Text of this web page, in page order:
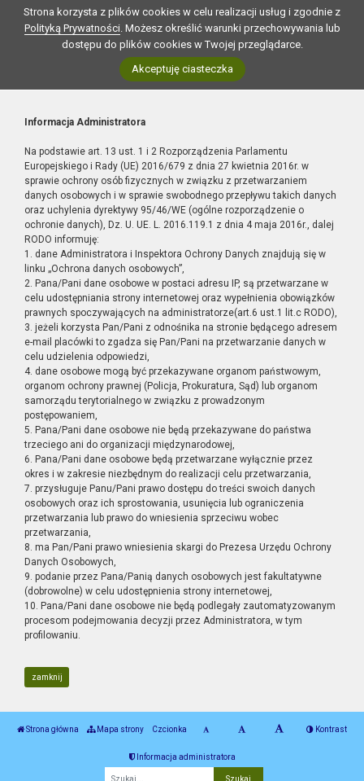
Strona korzysta z plików cookies w celu realizacji usług i zgodnie z
Polityką Prywatności. Możesz określić warunki przechowywania lub
dostępu do plików cookies w Twojej przeglądarce.
Akceptuję ciasteczka
Informacja Administratora
Na podstawie art. 13 ust. 1 i 2 Rozporządzenia Parlamentu
Europejskiego i Rady (UE) 2016/679 z dnia 27 kwietnia 2016r. w
sprawie ochrony osób fizycznych w związku z przetwarzaniem
danych osobowych i w sprawie swobodnego przepływu takich danych
oraz uchylenia dyrektywy 95/46/WE (ogólne rozporządzenie o
ochronie danych), Dz. U. UE. L. 2016.119.1 z dnia 4 maja 2016r., dalej
RODO informuję:
1. dane Administratora i Inspektora Ochrony Danych znajdują się w
linku „Ochrona danych osobowych”,
2. Pana/Pani dane osobowe w postaci adresu IP, są przetwarzane w
celu udostępniania strony internetowej oraz wypełnienia obowiązków
prawnych spoczywających na administratorze(art.6 ust.1 lit.c RODO),
3. jeżeli korzysta Pan/Pani z odnośnika na stronie będącego adresem
e-mail placówki to zgadza się Pan/Pani na przetwarzanie danych w
celu udzielenia odpowiedzi,
4. dane osobowe mogą być przekazywane organom państwowym,
organom ochrony prawnej (Policja, Prokuratura, Sąd) lub organom
samorządu terytorialnego w związku z prowadzonym
postępowaniem,
5. Pana/Pani dane osobowe nie będą przekazywane do państwa
trzeciego ani do organizacji międzynarodowej,
6. Pana/Pani dane osobowe będą przetwarzane wyłącznie przez
okres i w zakresie niezbędnym do realizacji celu przetwarzania,
7. przysługuje Panu/Pani prawo dostępu do treści swoich danych
osobowych oraz ich sprostowania, usunięcia lub ograniczenia
przetwarzania lub prawo do wniesienia sprzeciwu wobec
przetwarzania,
8. ma Pan/Pani prawo wniesienia skargi do Prezesa Urzędu Ochrony
Danych Osobowych,
9. podanie przez Pana/Panią danych osobowych jest fakultatywne
(dobrowolne) w celu udostępnienia strony internetowej,
10. Pana/Pani dane osobowe nie będą podlegały zautomatyzowanym
procesom podejmowania decyzji przez Administratora, w tym
profilowaniu.
zamknij
Strona główna Mapa strony Czcionka Kontrast
Informacja administratora